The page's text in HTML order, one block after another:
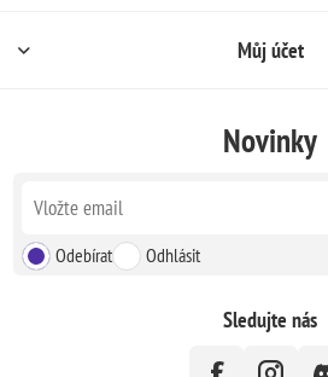
Můj účet
Novinky
Odebírat Odhlásit
Sledujte nás